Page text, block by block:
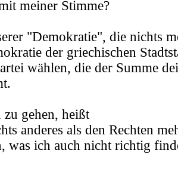
meiner Stimme?
"Demokratie", die nichts
der griechischen
wählen, die der Summe
gehen, heißt
anderes als den Rechten
was ich auch nicht richtig